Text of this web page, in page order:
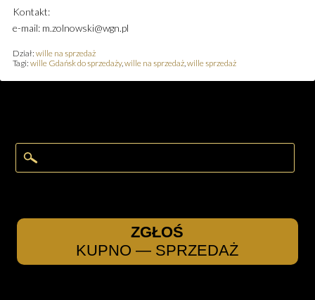
Kontakt:
e-mail: m.zolnowski@wgn.pl
Dział: wille na sprzedaż
Tagi: wille Gdańsk do sprzedaży, wille na sprzedaż, wille sprzedaż
ZGŁOŚ
KUPNO — SPRZEDAŻ